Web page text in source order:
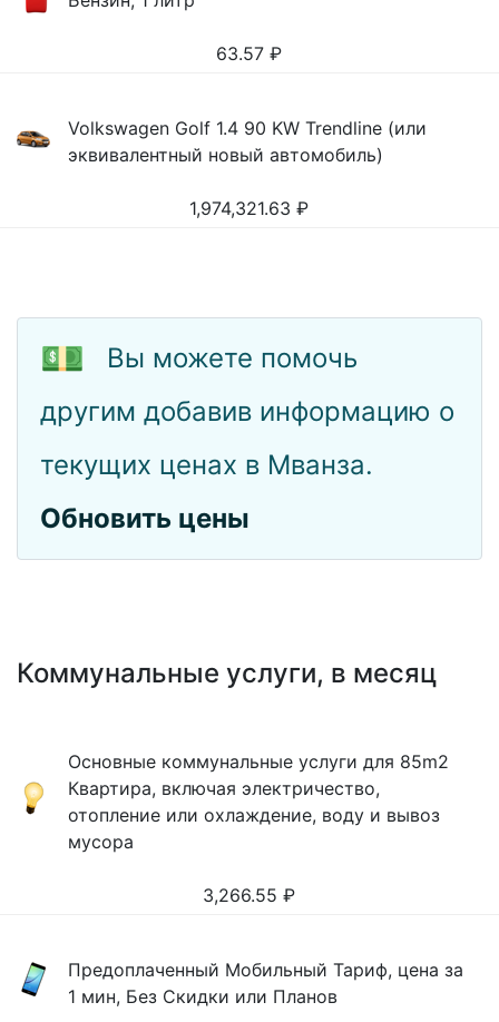
63.57 ₽
Volkswagen Golf 1.4 90 KW Trendline (или
эквивалентный новый автомобиль)
1,974,321.63 ₽
💵
Вы можете помочь
другим добавив информацию о
текущих ценах в Мванза.
Обновить цены
Коммунальные услуги, в месяц
Основные коммунальные услуги для 85m2
Квартира, включая электричество,
отопление или охлаждение, воду и вывоз
мусора
3,266.55 ₽
Предоплаченный Мобильный Тариф, цена за
1 мин, Без Скидки или Планов